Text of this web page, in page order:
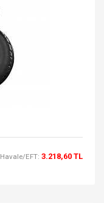
Havale/EFT: 3.218,60 TL